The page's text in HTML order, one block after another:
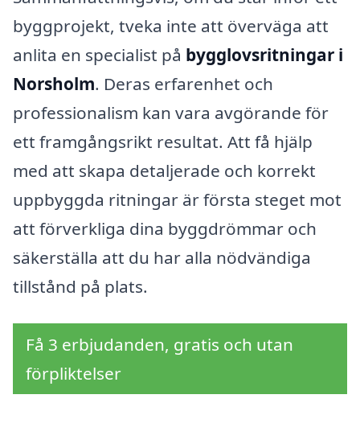
byggprojekt, tveka inte att överväga att
anlita en specialist på bygglovsritningar i
Norsholm. Deras erfarenhet och
professionalism kan vara avgörande för
ett framgångsrikt resultat. Att få hjälp
med att skapa detaljerade och korrekt
uppbyggda ritningar är första steget mot
att förverkliga dina byggdrömmar och
säkerställa att du har alla nödvändiga
tillstånd på plats.
Få 3 erbjudanden, gratis och utan
förpliktelser